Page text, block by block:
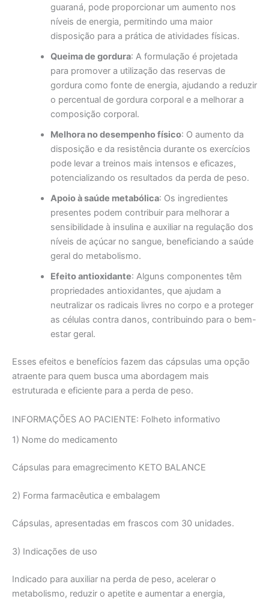
guaraná, pode proporcionar um aumento nos
níveis de energia, permitindo uma maior
disposição para a prática de atividades físicas.
Queima de gordura: A formulação é projetada
para promover a utilização das reservas de
gordura como fonte de energia, ajudando a reduzir
o percentual de gordura corporal e a melhorar a
composição corporal.
Melhora no desempenho físico: O aumento da
disposição e da resistência durante os exercícios
pode levar a treinos mais intensos e eficazes,
potencializando os resultados da perda de peso.
Apoio à saúde metabólica: Os ingredientes
presentes podem contribuir para melhorar a
sensibilidade à insulina e auxiliar na regulação dos
níveis de açúcar no sangue, beneficiando a saúde
geral do metabolismo.
Efeito antioxidante: Alguns componentes têm
propriedades antioxidantes, que ajudam a
neutralizar os radicais livres no corpo e a proteger
as células contra danos, contribuindo para o bem-
estar geral.
Esses efeitos e benefícios fazem das cápsulas uma opção
atraente para quem busca uma abordagem mais
estruturada e eficiente para a perda de peso.
INFORMAÇÕES AO PACIENTE: Folheto informativo
1) Nome do medicamento
Cápsulas para emagrecimento KETO BALANCE
2) Forma farmacêutica e embalagem
Cápsulas, apresentadas em frascos com 30 unidades.
3) Indicações de uso
Indicado para auxiliar na perda de peso, acelerar o
metabolismo, reduzir o apetite e aumentar a energia,